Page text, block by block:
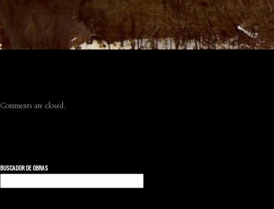
Comments are closed.
BUSCADOR DE OBRAS